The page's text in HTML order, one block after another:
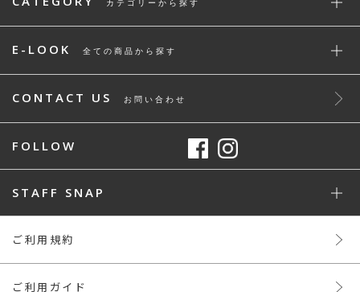
カテゴリーから探す
E-LOOK 全ての商品から探す
CONTACT US お問い合わせ
FOLLOW
STAFF SNAP
ご利用規約
ご利用ガイド